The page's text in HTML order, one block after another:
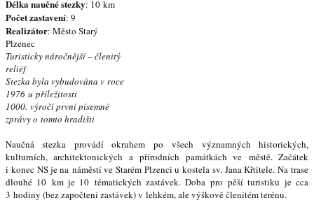
Délka naučné stezky: 10 km
Počet zastavení: 9
Realizátor: Město Starý
Plzenec
Turisticky náročnější – členitý
reliéf
Stezka byla vybudována v roce
1976 u příležitosti
1000. výročí první písemné
zprávy o tomto hradišti
Naučná stezka provádí okruhem po všech významných historických,
kulturních, architektonických a přírodních památkách ve městě. Začátek
i konec NS je na náměstí ve Starém Plzenci u kostela sv. Jana Křtitele. Na trase
dlouhé 10 km je 10 tématických zastávek. Doba pro pěší turistiku je cca
3 hodiny (bez započtení zastávek) v lehkém, ale výškově členitém terénu.